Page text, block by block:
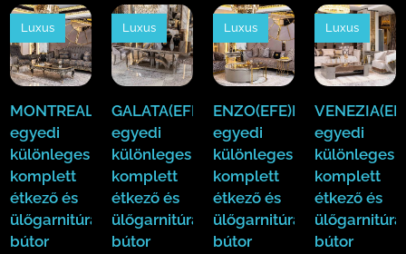
MONTREAL(EFE)Luxus
egyedi
különleges
komplett
étkező és
ülőgarnitúra
bútor
Luxus
GALATA(EFE)Luxus
egyedi
különleges
komplett
étkező és
ülőgarnitúra
bútor
Luxus
ENZO(EFE)Luxus
egyedi
különleges
komplett
étkező és
ülőgarnitúra
bútor
Luxus
egyedi
különleges
komplett
étkező és
ülőgarnitúra
bútor
Luxus